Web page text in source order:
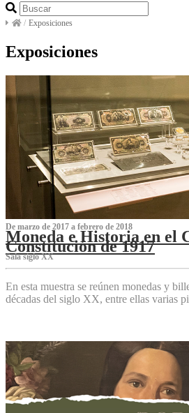
/ Exposiciones
Exposiciones
De marzo de 2017 a febrero de 2018
Moneda e Historia en el
Constitución de 1917
Sala siglo XX
En esta muestra se reúnen monedas y
décadas del siglo XX, entre ellas varias